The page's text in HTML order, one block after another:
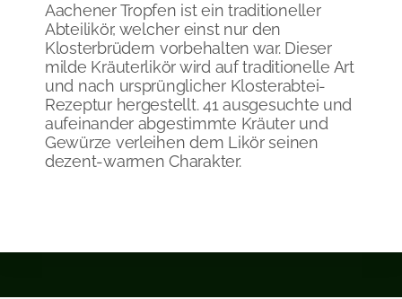
Aachener Tropfen ist ein traditioneller
Abteilikör, welcher einst nur den
Klosterbrüdern vorbehalten war. Dieser
milde Kräuterlikör wird auf traditionelle Art
und nach ursprünglicher Klosterabtei-
Rezeptur hergestellt. 41 ausgesuchte und
aufeinander abgestimmte Kräuter und
Gewürze verleihen dem Likör seinen
dezent-warmen Charakter.